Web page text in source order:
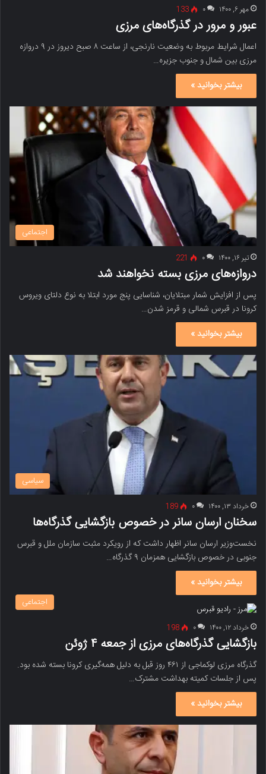
مهر ۶, ۱۴۰۰ ۰ 133
عبور و مرور در گذرگاه‌های مرزی
اعمال شرایط مربوط به وضعیت نارنجی، از ساعت ۸ صبح دیروز در ۹ دروازه
مرزی بین شمال و جنوب جزیره…
بیشتر بخوانید »
اجتماعی
تیر ۱۶, ۱۴۰۰ ۰ 221
دروازه‌های مرزی بسته نخواهند شد
پس از افزایش شمار مبتلایان، شناسایی پنج مورد ابتلا به نوع دلتای ویروس
کرونا در قبرس شمالی و قرمز شدن…
بیشتر بخوانید »
سیاسی
خرداد ۱۳, ۱۴۰۰ ۰ 189
سخنان ارسان سانر در خصوص بازگشایی گذرگاه‌ها
نخست‌وزیر ارسان سانر اظهار داشت که از رویکرد مثبت سازمان ملل و قبرس
جنوبی در خصوص بازگشایی همزمان ۹ گذرگاه‌…
بیشتر بخوانید »
اجتماعی
خرداد ۱۲, ۱۴۰۰ ۰ 198
بازگشایی گذرگاه‌های مرزی از جمعه ۴ ژوئن
گذرگاه مرزی لوکماجی از ۴۶۱ روز قبل به دلیل همه‌گیری کرونا بسته شده بود.
پس از جلسات کمیته بهداشت مشترک…
بیشتر بخوانید »